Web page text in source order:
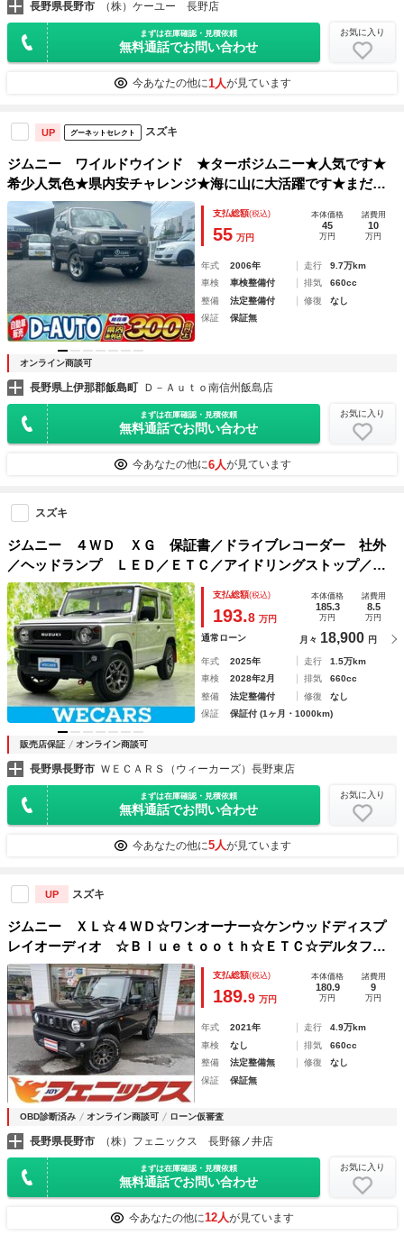
長野県長野市 （株）ケーユー 長野店
まずは在庫確認・見積依頼
無料通話でお問い合わせ
お気に入り
今あなたの他に1人が見ています
UP グーネットセレクト スズキ
ジムニー ワイルドウインド ★ターボジムニー★人気です★
希少人気色★県内安チャレンジ★海に山に大活躍です★まだ夏
に間に合いますよ★冬も勿論大活躍です★車検２年付き★
支払総額(税込)
55 万円
本体価格
45
万円
諸費用
10
万円
年式 2006年 走行
9.7万km
車検
車検整備付 排気
660cc
整備
法定整備付 修復
なし
保証
保証無
オンライン商談可
長野県上伊那郡飯島町 Ｄ－Ａｕｔｏ南信州飯島店
まずは在庫確認・見積依頼
無料通話でお問い合わせ
お気に入り
今あなたの他に6人が見ています
スズキ
ジムニー ４ＷＤ ＸＧ 保証書／ドライブレコーダー 社外
／ヘッドランプ ＬＥＤ／ＥＴＣ／アイドリングストップ／禁
煙車／アルミホイール 純正 １６インチ／パワーウインドウ
／パワーステアリング／オートライト
支払総額(税込)
193.8 万円
本体価格
185.3
万円
諸費用
8.5
万円
通常ローン 月々 18,900 円
年式 2025年 走行
1.5万km
車検
2028年2月 排気
660cc
整備
法定整備付 修復
なし
保証
保証付 (1ヶ月・1000km)
販売店保証 オンライン商談可
長野県長野市 ＷＥＣＡＲＳ（ウィーカーズ）長野東店
まずは在庫確認・見積依頼
無料通話でお問い合わせ
お気に入り
今あなたの他に5人が見ています
UP スズキ
ジムニー ＸＬ☆４ＷＤ☆ワンオーナー☆ケンウッドディスプ
レイオーディオ ☆Ｂｌｕｅｔｏｏｔｈ☆ＥＴＣ☆デルタフォ
ース１６ＡＷ☆ヨコハマホワイトレタータイヤ☆前席シートヒ
ーター☆マッドフラップ☆ＵＳＢ電源☆ＥＳＰ☆フォグランプ
☆スマートキー☆禁煙車★試乗予約承り中★
支払総額(税込)
189.9 万円
本体価格
180.9
万円
諸費用
9
万円
年式 2021年 走行
4.9万km
車検
なし 排気
660cc
整備
法定整備無 修復
なし
保証
保証無
OBD診断済み オンライン商談可 ローン仮審査
長野県長野市 （株）フェニックス 長野篠ノ井店
まずは在庫確認・見積依頼
無料通話でお問い合わせ
お気に入り
今あなたの他に12人が見ています